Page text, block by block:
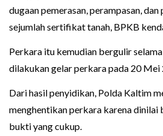
dugaan pemerasan, perampasan,
sejumlah sertifikat tanah, BPKB
Perkara itu kemudian bergulir
dilakukan gelar perkara pada 20 Mei
Dari hasil penyidikan, Polda Kaltim
menghentikan perkara karena dinilai
bukti yang cukup.